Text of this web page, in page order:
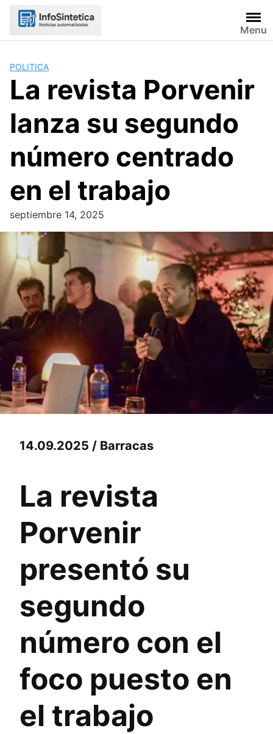
Skip
Menu
POLITICA
La revista Porvenir
lanza su segundo
número centrado
en el trabajo
septiembre 14, 2025
14.09.2025 / Barracas
La revista
Porvenir
presentó su
segundo
número con el
foco puesto en
el trabajo